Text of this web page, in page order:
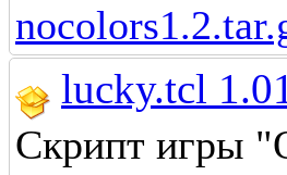
lucky.tcl
Скрипт игры